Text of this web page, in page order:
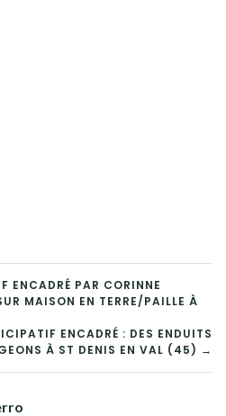
ENCADRÉ PAR CORINNE
MAISON EN TERRE/PAILLE À
ENCADRÉ : DES ENDUITS
À ST DENIS EN VAL (45) →